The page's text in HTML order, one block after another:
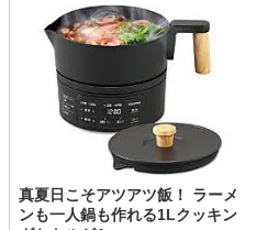
真夏日こそアツアツ飯！ ラーメ
ンも一人鍋も作れる1Lクッキン